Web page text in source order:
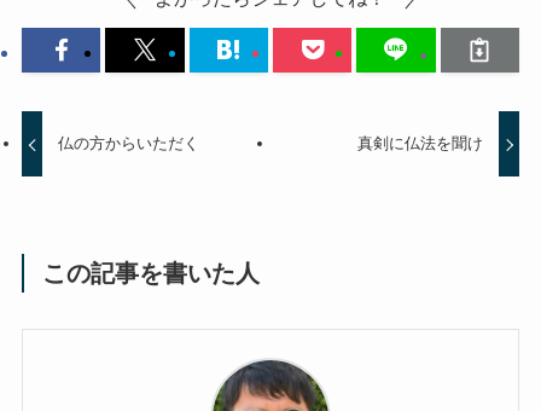
仏の方からいただく 真剣に仏法を聞け
この記事を書いた人